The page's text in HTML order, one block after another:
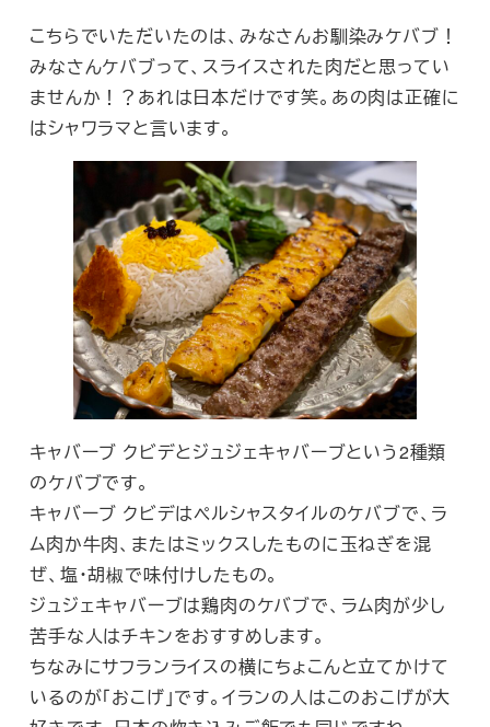
こちらでいただいたのは、みなさんお馴染みケバブ！
みなさんケバブって、スライスされた肉だと思ってい
ませんか！？あれは日本だけです笑。あの肉は正確に
はシャワラマと言います。
キャバーブ クビデとジュジェキャバーブという2種類
のケバブです。
キャバーブ クビデはペルシャスタイルのケバブで、ラ
ム肉か牛肉、またはミックスしたものに玉ねぎを混
ぜ、塩・胡椒で味付けしたもの。
ジュジェキャバーブは鶏肉のケバブで、ラム肉が少し
苦手な人はチキンをおすすめします。
ちなみにサフランライスの横にちょこんと立てかけて
いるのが「おこげ」です。イランの人はこのおこげが大